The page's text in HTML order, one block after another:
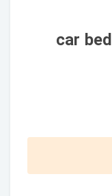
تشک بادی داخل ماشین car bed